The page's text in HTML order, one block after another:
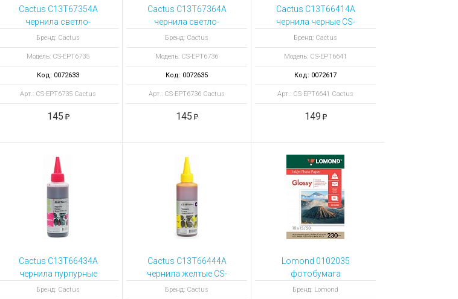
Cactus C13T67354A
чернила светло-
голубые CS-EPT6735
Бренд: Cactus
Модель: CS-EPT6735
Код: 0072633
Арт.: CS-EPT6735 Cactus
145
Cactus C13T67364A
чернила светло-
пурпурные CS-
EPT6736
Бренд: Cactus
Модель: CS-EPT6736
Код: 0072635
Арт.: CS-EPT6736 Cactus
145
Cactus C13T66414A
чернила черные CS-
EPT6641
Бренд: Cactus
Модель: CS-EPT6641
Код: 0072617
Арт.: CS-EPT6641 Cactus
149
Cactus C13T66434A
чернила пурпурные
CS-EPT6643
Бренд: Cactus
Cactus C13T66444A
чернила желтые CS-
EPT6644
Бренд: Cactus
Lomond 0102035
фотобумага
глянцевая А6
Бренд: Lomond